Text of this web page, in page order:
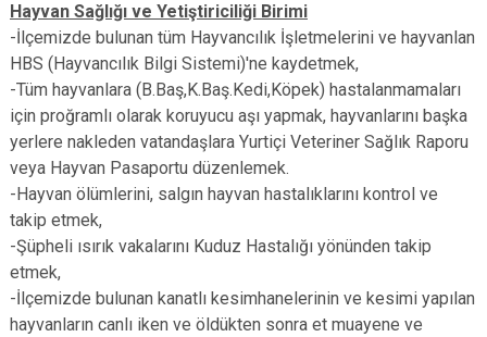
Hayvan Sağlığı ve Yetiştiriciliği Birimi
-İlçemizde bulunan tüm Hayvancılık İşletmelerini ve hayvanlan
HBS (Hayvancılık Bilgi Sistemi)'ne kaydetmek,
-Tüm hayvanlara (B.Baş,K.Baş.Kedi,Köpek) hastalanmamaları
için proğramlı olarak koruyucu aşı yapmak, hayvanlarını başka
yerlere nakleden vatandaşlara Yurtiçi Veteriner Sağlık Raporu
veya Hayvan Pasaportu düzenlemek.
-Hayvan ölümlerini, salgın hayvan hastalıklarını kontrol ve
takip etmek,
-Şüpheli ısırık vakalarını Kuduz Hastalığı yönünden takip
etmek,
-İlçemizde bulunan kanatlı kesimhanelerinin ve kesimi yapılan
hayvanların canlı iken ve öldükten sonra et muayene ve